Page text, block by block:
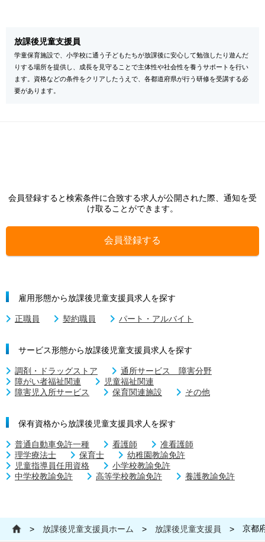
放課後児童支援員
学童保育施設で、小学校に通う子どもたちが放課後に安心して勉強したり遊んだ
りする場所を提供し、成長を見守ることで主体性や社会性を養うサポートを行い
ます。資格などの条件をクリアしたうえで、各都道府県が行う研修を受講する必
要があります。
会員登録すると検索条件に合致する求人が公開された際、通知を受
け取ることができます。
会員登録する
雇用形態から放課後児童支援員求人を探す
正職員 契約職員 パート・アルバイト
サービス形態から放課後児童支援員求人を探す
調剤・ドラッグストア
通所サービス 障害分野
障がい者福祉関連
児童福祉関連
障害児入所サービス
保育関連施設 その他
保有資格から放課後児童支援員求人を探す
普通自動車免許一種 看護師
准看護師
理学療法士
保育士
幼稚園教諭免許
児童指導員任用資格
小学校教諭免許
中学校教諭免許
高等学校教諭免許 養護教諭免許
> 放課後児童支援員ホーム > 放課後児童支援員 > 京都